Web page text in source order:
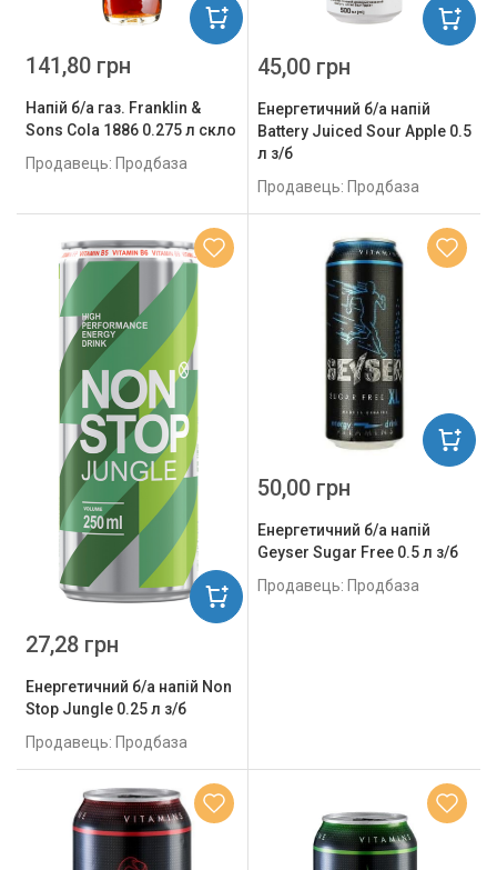
Напій б/а газ. Franklin &
Sons Cola 1886 0.275 л скло
Продавець: Продбаза
141,80 грн
Енергетичний б/а напій
Battery Juiced Sour Apple 0.5
л з/б
Продавець: Продбаза
45,00 грн
Енергетичний б/а напій Non
Stop Jungle 0.25 л з/б
Продавець: Продбаза
27,28 грн
Енергетичний б/а напій
Geyser Sugar Free 0.5 л з/б
Продавець: Продбаза
50,00 грн